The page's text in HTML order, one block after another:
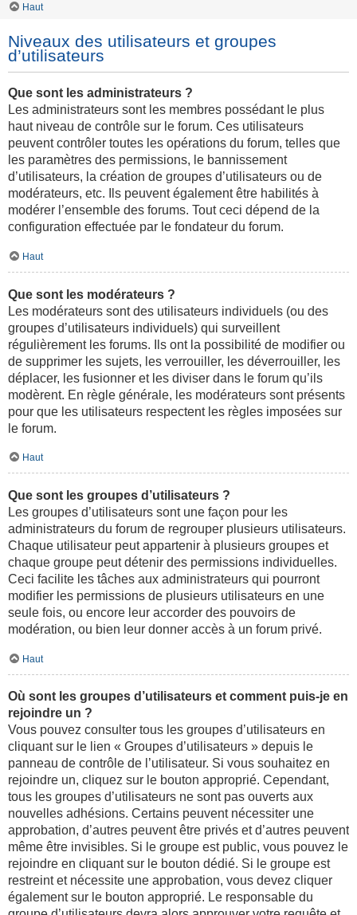
Haut
Niveaux des utilisateurs et groupes
d’utilisateurs
Que sont les administrateurs ?
Les administrateurs sont les membres possédant le plus
haut niveau de contrôle sur le forum. Ces utilisateurs
peuvent contrôler toutes les opérations du forum, telles que
les paramètres des permissions, le bannissement
d’utilisateurs, la création de groupes d’utilisateurs ou de
modérateurs, etc. Ils peuvent également être habilités à
modérer l’ensemble des forums. Tout ceci dépend de la
configuration effectuée par le fondateur du forum.
Haut
Que sont les modérateurs ?
Les modérateurs sont des utilisateurs individuels (ou des
groupes d’utilisateurs individuels) qui surveillent
régulièrement les forums. Ils ont la possibilité de modifier ou
de supprimer les sujets, les verrouiller, les déverrouiller, les
déplacer, les fusionner et les diviser dans le forum qu’ils
modèrent. En règle générale, les modérateurs sont présents
pour que les utilisateurs respectent les règles imposées sur
le forum.
Haut
Que sont les groupes d’utilisateurs ?
Les groupes d’utilisateurs sont une façon pour les
administrateurs du forum de regrouper plusieurs utilisateurs.
Chaque utilisateur peut appartenir à plusieurs groupes et
chaque groupe peut détenir des permissions individuelles.
Ceci facilite les tâches aux administrateurs qui pourront
modifier les permissions de plusieurs utilisateurs en une
seule fois, ou encore leur accorder des pouvoirs de
modération, ou bien leur donner accès à un forum privé.
Haut
Où sont les groupes d’utilisateurs et comment puis-je en
rejoindre un ?
Vous pouvez consulter tous les groupes d’utilisateurs en
cliquant sur le lien « Groupes d’utilisateurs » depuis le
panneau de contrôle de l’utilisateur. Si vous souhaitez en
rejoindre un, cliquez sur le bouton approprié. Cependant,
tous les groupes d’utilisateurs ne sont pas ouverts aux
nouvelles adhésions. Certains peuvent nécessiter une
approbation, d’autres peuvent être privés et d’autres peuvent
même être invisibles. Si le groupe est public, vous pouvez le
rejoindre en cliquant sur le bouton dédié. Si le groupe est
restreint et nécessite une approbation, vous devez cliquer
également sur le bouton approprié. Le responsable du